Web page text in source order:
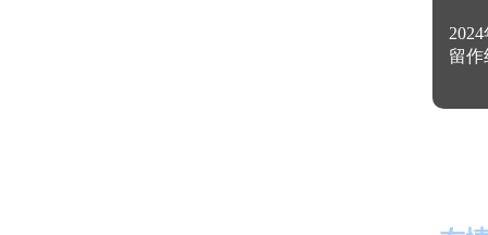
留作